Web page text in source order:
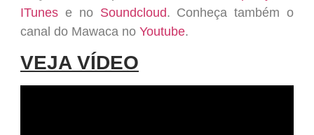
ITunese no Soundcloud. Conheça também o
canal do Mawaca no Youtube.
VEJA VÍDEO